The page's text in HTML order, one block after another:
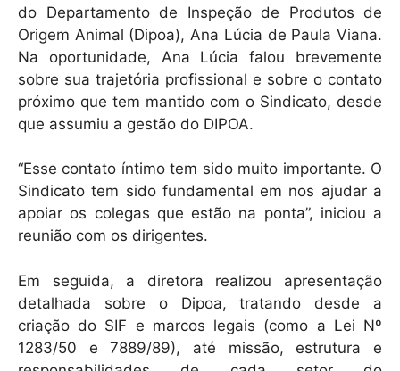
do Departamento de Inspeção de Produtos de
Origem Animal (Dipoa), Ana Lúcia de Paula Viana.
Na oportunidade, Ana Lúcia falou brevemente
sobre sua trajetória profissional e sobre o contato
próximo que tem mantido com o Sindicato, desde
que assumiu a gestão do DIPOA.
“Esse contato íntimo tem sido muito importante. O
Sindicato tem sido fundamental em nos ajudar a
apoiar os colegas que estão na ponta”, iniciou a
reunião com os dirigentes.
Em seguida, a diretora realizou apresentação
detalhada sobre o Dipoa, tratando desde a
criação do SIF e marcos legais (como a Lei Nº
1283/50 e 7889/89), até missão, estrutura e